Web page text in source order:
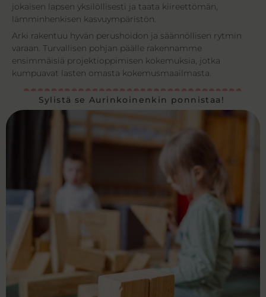
jokaisen lapsen yksilöllisesti ja taata kiireettömän,
lämminhenkisen kasvuympäristön.
Arki rakentuu hyvän perushoidon ja säännöllisen rytmin
varaan. Turvallisen pohjan päälle rakennamme
ensimmäisiä projektioppimisen kokemuksia, jotka
kumpuavat lasten omasta kokemusmaailmasta.
Sylistä se Aurinkoinenkin ponnistaa!